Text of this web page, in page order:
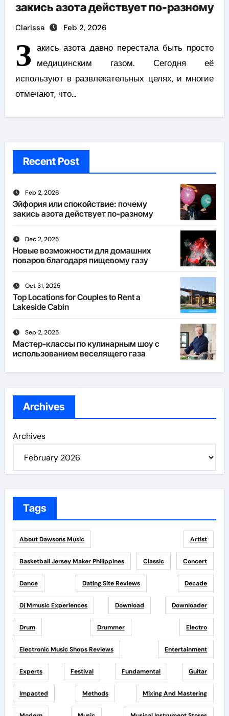
закись азота действует по-разному
Clarissa Feb 2, 2026
З акись азота давно перестала быть просто
медицинским газом. Сегодня её
используют в развлекательных целях, и многие
отмечают, что…
Recent Post
Feb 2, 2026
Эйфория или спокойствие: почему
закись азота действует по-разному
Dec 2, 2025
Новые возможности для домашних
поваров благодаря пищевому газу
Oct 31, 2025
Top Locations for Couples to Rent a
Lakeside Cabin
Sep 2, 2025
Мастер-классы по кулинарным шоу с
использованием веселящего газа
Archives
Archives
Tags
About Dawsons Music Artist
Basketball Jersey Maker Philippines Classic Concert
Dance Dating Site Reviews Decade
Dj Mmusic Experiences Download Downloader
Drum Drummer Electro
Electronic Music Shops Reviews Entertainment
Experts Festival Fundamental Guitar
Impacted Methods Mixing And Mastering